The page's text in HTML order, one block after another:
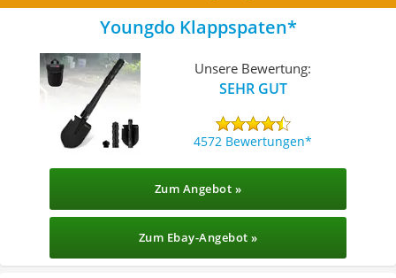
Youngdo Klappspaten
Unsere Bewertung:
SEHR GUT
4572 Bewertungen
Zum Angebot »
Zum Ebay-Angebot »